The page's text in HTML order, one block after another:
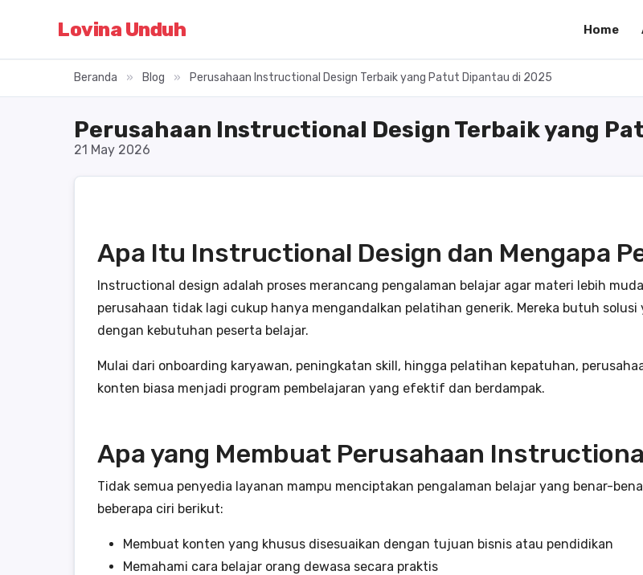
Lovina Unduh Home
Beranda » Blog » Perusahaan Instructional Design Terbaik yang Patut Dipantau di 2025
Perusahaan Instructional Design Terbaik yang
21 May 2026
Apa Itu Instructional Design dan Mengapa
Instructional design adalah proses merancang pengalaman belajar agar materi lebih
perusahaan tidak lagi cukup hanya mengandalkan pelatihan generik. Mereka butuh
dengan kebutuhan peserta belajar.
Mulai dari onboarding karyawan, peningkatan skill, hingga pelatihan kepatuhan,
konten biasa menjadi program pembelajaran yang efektif dan berdampak.
Apa yang Membuat Perusahaan
Tidak semua penyedia layanan mampu menciptakan pengalaman belajar yang benar-
beberapa ciri berikut:
Membuat konten yang khusus disesuaikan dengan tujuan bisnis atau pendidikan
Memahami cara belajar orang dewasa secara praktis